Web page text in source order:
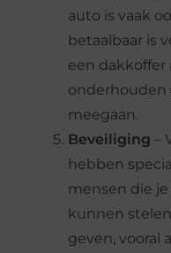
auto is vaak
betaalbaar is
een
onderhouden
meegaan.
Beveiliging –
hebben
mensen die
kunnen
geven, vooral